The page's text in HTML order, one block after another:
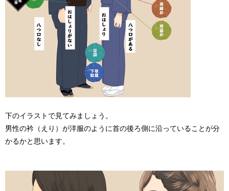
下のイラストで見てみましょう。
男性の衿（えり）が洋服のように首の後ろ側に沿っていることが分
かるかと思います。